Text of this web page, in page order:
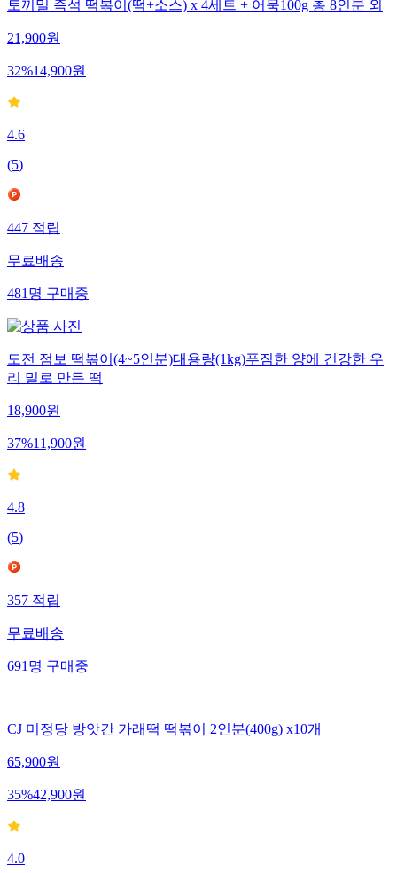
토끼밀 즉석 떡볶이(떡+소스) x 4세트 + 어묵100g 총 8인분 외
21,900원
32%14,900원
4.6
(5)
447적립
무료배송
481명구매중
도전 점보 떡볶이(4~5인분)대용량(1kg)푸짐한 양에 건강한 우
리 밀로 만든 떡
18,900원
37%11,900원
4.8
(5)
357적립
무료배송
691명구매중
CJ 미정당 방앗간 가래떡 떡볶이 2인분(400g) x10개
65,900원
35%42,900원
4.0